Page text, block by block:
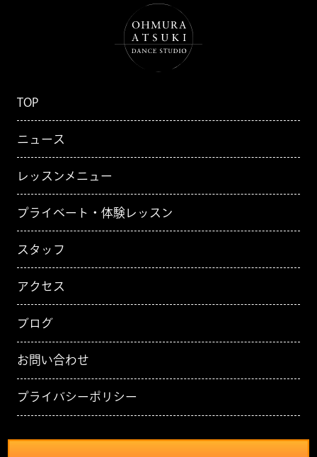
TOP
ニュース
レッスンメニュー
プライベート・体験レッスン
スタッフ
アクセス
ブログ
お問い合わせ
プライバシーポリシー